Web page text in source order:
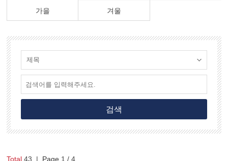
가을 겨울
검색
Total43 Page 1 / 4